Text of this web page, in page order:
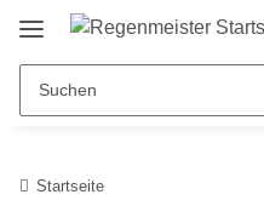
Startseite